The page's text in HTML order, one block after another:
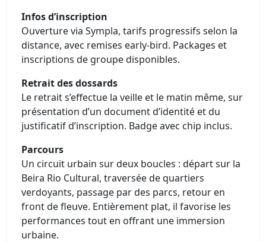
Infos d’inscription
Ouverture via Sympla, tarifs progressifs selon la
distance, avec remises early-bird. Packages et
inscriptions de groupe disponibles.
Retrait des dossards
Le retrait s’effectue la veille et le matin même, sur
présentation d’un document d’identité et du
justificatif d’inscription. Badge avec chip inclus.
Parcours
Un circuit urbain sur deux boucles : départ sur la
Beira Rio Cultural, traversée de quartiers
verdoyants, passage par des parcs, retour en
front de fleuve. Entièrement plat, il favorise les
performances tout en offrant une immersion
urbaine.